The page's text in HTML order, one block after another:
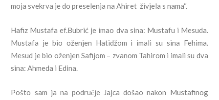
moja svekrva je do preselenja na Ahiret živjela s nama“.
Hafiz Mustafa ef.Bubrić je imao dva sina: Mustafu i Mesuda.
Mustafa je bio oženjen Hatidžom i imali su sina Fehima.
Mesud je bio oženjen Safijom – zvanom Tahirom i imali su dva
sina: Ahmeda i Edina.
Pošto sam ja na područje Jajca došao nakon Mustafinog